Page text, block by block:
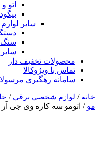
اتو
سایر
سنگ
سایر
محصولات تخفیف دار
تماس با ویژوکالا
سامانه رهگیری
خانه / لوازم شخصی برقی /
مو / اتومو سه کاره وی جی آر VGR مدل V-3304